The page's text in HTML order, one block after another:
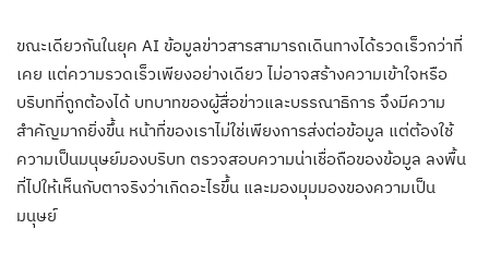
ขณะเดียวกันในยุค AI ข้อมูลข่าวสารสามารถเดินทางได้รวดเร็วกว่าที่
เคย แต่ความรวดเร็วเพียงอย่างเดียว ไม่อาจสร้างความเข้าใจหรือ
บริบทที่ถูกต้องได้ บทบาทของผู้สื่อข่าวและบรรณาธิการ จึงมีความ
สำคัญมากยิ่งขึ้น หน้าที่ของเราไม่ใช่เพียงการส่งต่อข้อมูล แต่ต้องใช้
ความเป็นมนุษย์มองบริบท ตรวจสอบความน่าเชื่อถือของข้อมูล ลงพื้น
ที่ไปให้เห็นกับตาจริงว่าเกิดอะไรขึ้น และมองมุมมองของความเป็น
มนุษย์